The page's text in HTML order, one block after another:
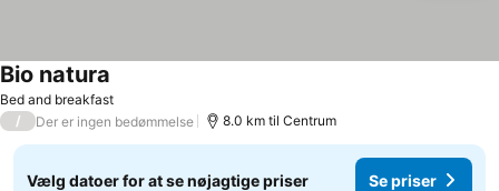
Bed and breakfast
Bio natura
/ Der er ingen bedømmelse 8.0 km til Centrum
Vælg datoer for at se nøjagtige priser Se priser